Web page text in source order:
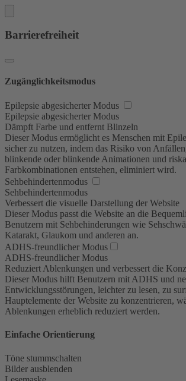
Barrierefreiheit
Zugänglichkeitsmodus
Epilepsie abgesicherter Modus
Epilepsie abgesicherter Modus
Dämpft Farbe und entfernt Blinzeln
Dieser Modus ermöglicht es Menschen mit
sicher zu nutzen, indem das Risiko von
blinkende oder blinkende Animationen und
Farbkombinationen entstehen, eliminiert wird.
Sehbehindertenmodus
Sehbehindertenmodus
Verbessert die visuelle Darstellung der Website
Dieser Modus passt die Website an die
Benutzern mit Sehbehinderungen wie
Katarakt, Glaukom und anderen an.
ADHS-freundlicher Modus
ADHS-freundlicher Modus
Reduziert Ablenkungen und verbessert die
Dieser Modus hilft Benutzern mit ADHS und
Entwicklungsstörungen, leichter zu lesen, zu
Hauptelemente der Website zu konzentrieren,
Ablenkungen erheblich reduziert werden.
Einfache Orientierung
Töne stummschalten
Bilder ausblenden